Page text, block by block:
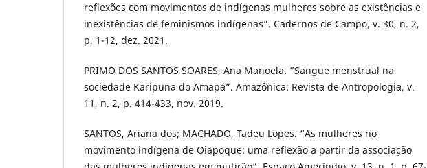
reflexões com movimentos de indígenas mulheres sobre as existências e
inexistências de feminismos indígenas”. Cadernos de Campo, v. 30, n. 2,
p. 1-12, dez. 2021.
PRIMO DOS SANTOS SOARES, Ana Manoela. “Sangue menstrual na
sociedade Karipuna do Amapá”. Amazônica: Revista de Antropologia, v.
11, n. 2, p. 414-433, nov. 2019.
SANTOS, Ariana dos; MACHADO, Tadeu Lopes. “As mulheres no
movimento indígena de Oiapoque: uma reflexão a partir da associação